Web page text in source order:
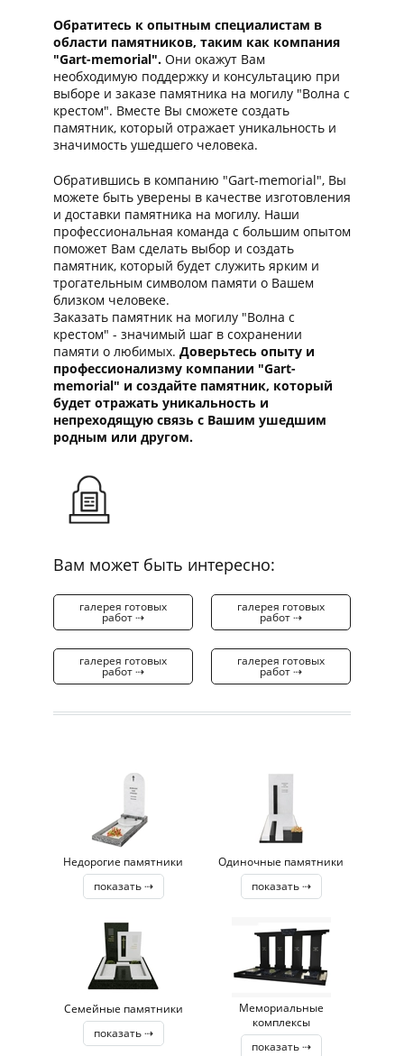
Обратитесь к опытным специалистам в
области памятников, таким как компания
"Gart-memorial". Они окажут Вам
необходимую поддержку и консультацию при
выборе и заказе памятника на могилу "Волна с
крестом". Вместе Вы сможете создать
памятник, который отражает уникальность и
значимость ушедшего человека.
Обратившись в компанию "Gart-memorial", Вы
можете быть уверены в качестве изготовления
и доставки памятника на могилу. Наши
профессиональная команда с большим опытом
поможет Вам сделать выбор и создать
памятник, который будет служить ярким и
трогательным символом памяти о Вашем
близком человеке.
Заказать памятник на могилу "Волна с
крестом" - значимый шаг в сохранении
памяти о любимых. Доверьтесь опыту и
профессионализму компании "Gart-
memorial" и создайте памятник, который
будет отражать уникальность и
непреходящую связь с Вашим ушедшим
родным или другом.
Вам может быть интересно:
галерея готовых
работ ⇢
галерея готовых
работ ⇢
галерея готовых
работ ⇢
галерея готовых
работ ⇢
Недорогие памятники
показать ⇢
Одиночные памятники
показать ⇢
Семейные памятники
показать ⇢
Мемориальные
комплексы
показать ⇢